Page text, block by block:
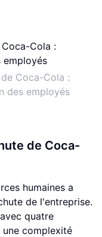
Coca-Cola :
des employés
de Coca-
humaines a
de l'entreprise.
quatre
complexité